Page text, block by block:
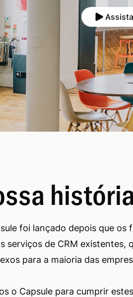
foi lançado depois que
serviços de CRM existentes,
para a maioria das
o Capsule para cumprir